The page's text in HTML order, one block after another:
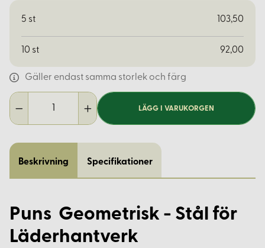
5 st 103,50
10 st 92,00
Gäller endast samma storlek och färg
LÄGG I VARUKORGEN
Beskrivning Specifikationer
Puns Geometrisk - Stål för
Läderhantverk